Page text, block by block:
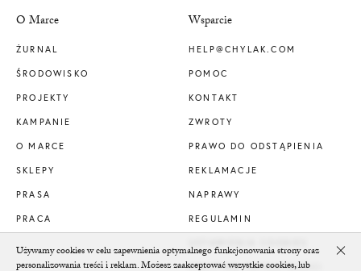
O Marce
ŻURNAL
ŚRODOWISKO
PROJEKTY
KAMPANIE
O MARCE
SKLEPY
PRASA
PRACA
Wsparcie
HELP@CHYLAK.COM
POMOC
KONTAKT
ZWROTY
PRAWO DO ODSTĄPIENIA
REKLAMACJE
NAPRAWY
REGULAMIN
POLITYKA PRYWATNOŚCI
Używamy cookies w celu zapewnienia optymalnego funkcjonowania strony oraz
personalizowania treści i reklam. Możesz zaakceptować wszystkie cookies, lub